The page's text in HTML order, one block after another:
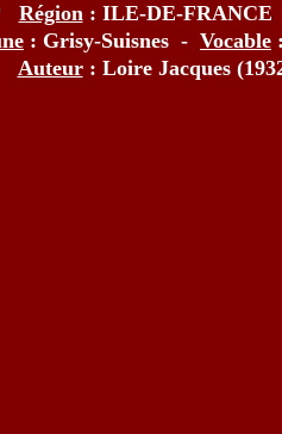
Région: ILE-DE-
: Grisy-Suisnes - Vocable
Auteur: Loire Jacques